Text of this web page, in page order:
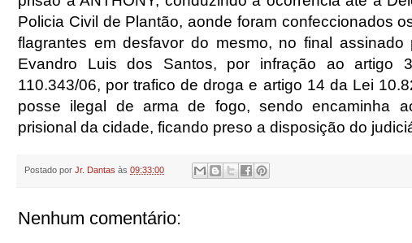
Policia Civil de Plantão, aonde foram confeccionados
flagrantes em desfavor do mesmo, no final assinado
Evandro Luis dos Santos, por infração ao artigo
110.343/06, por trafico de droga e artigo 14 da Lei
posse ilegal de arma de fogo, sendo encaminha
prisional da cidade, ficando preso a disposição do
Postado por Jr. Dantas às 09:33:00
Nenhum comentário: